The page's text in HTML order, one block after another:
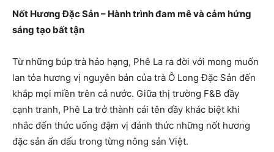
Nốt Hương Đặc Sản – Hành trình đam mê và cảm hứng
sáng tạo bất tận
Từ những búp trà hảo hạng, Phê La ra đời với mong muốn
lan tỏa hương vị nguyên bản của trà Ô Long Đặc Sản đến
khắp mọi miền trên cả nước. Giữa thị trường F&B đầy
cạnh tranh, Phê La trở thành cái tên đầy khác biệt khi
nhắc đến thức uống đậm vị đánh thức những nốt hương
đặc sản ẩn dấu trong từng nông sản Việt.